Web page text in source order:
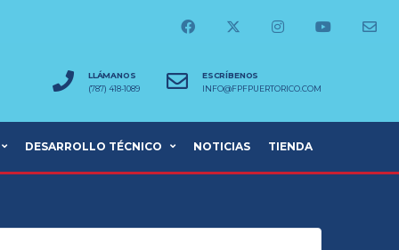
LLÁMANOS
(787) 418-1089
ESCRÍBENOS
INFO@FPFPUERTORICO.COM
DESARROLLO TÉCNICO NOTICIAS TIENDA